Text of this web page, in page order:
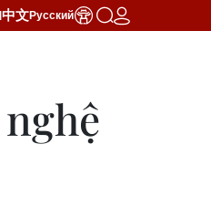
中文Русский